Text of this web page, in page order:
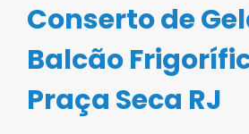
Conserto de
Balcão
Praça Seca RJ